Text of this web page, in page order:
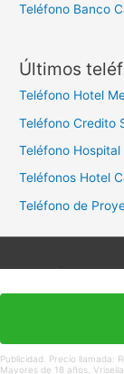
Teléfono Banco
Últimos
Teléfono Hotel
Teléfono Credito
Teléfono Hospital
Teléfonos Hotel
Teléfono de
Aviso legal
Publicidad. Precio llamada:
Mayores de 18 años.